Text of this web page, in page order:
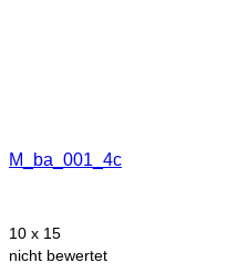
M_ba_001_4c
10 x 15
nicht bewertet